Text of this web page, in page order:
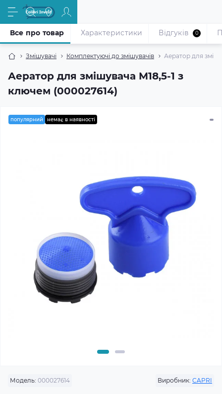
Змішувачі Комплектуючі до змішувачів Аератор для
Аератор для змішувача M18,5-1 з
ключем (000027614)
Все про товар Характеристики Відгуків 0
популярний немає в наявності
Модель: 000027614 Виробник: CAPRI